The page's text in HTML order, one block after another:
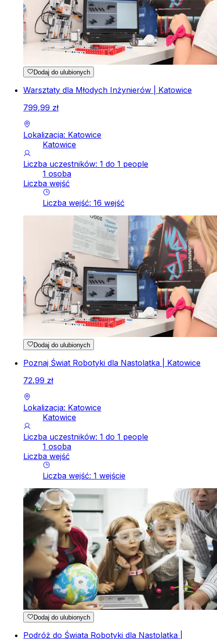
Dodaj do ulubionych
Warsztaty dla Młodych Inżynierów | Katowice
799,99 zł
Lokalizacja: Katowice
Katowice
Liczba uczestników: 1 do 1 people
1 osoba
Liczba wejść
Liczba wejść: 16 wejść
Dodaj do ulubionych
Poznaj Świat Robotyki dla Nastolatka | Katowice
72,99 zł
Lokalizacja: Katowice
Katowice
Liczba uczestników: 1 do 1 people
1 osoba
Liczba wejść
Liczba wejść: 1 wejście
Dodaj do ulubionych
Podróż do Świata Robotyki dla Nastolatka |